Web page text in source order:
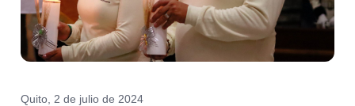
Quito, 2 de julio de 2024